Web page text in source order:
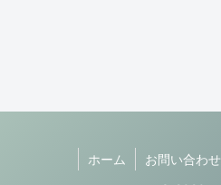
ホーム お問い合わせ